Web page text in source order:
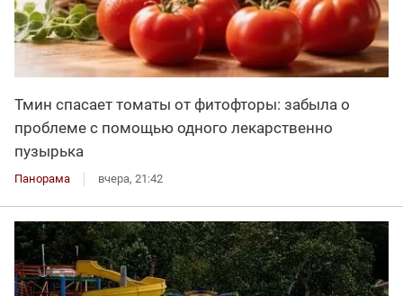
Тмин спасает томаты от фитофторы: забыла о
проблеме с помощью одного лекарственно
пузырька
Панорама вчера, 21:42